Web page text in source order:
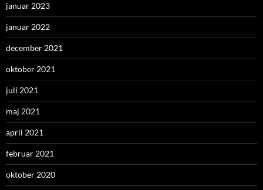
januar 2023
januar 2022
december 2021
oktober 2021
juli 2021
maj 2021
april 2021
februar 2021
oktober 2020